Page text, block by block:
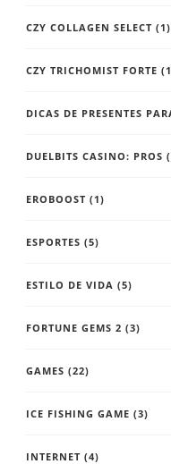
CZY COLLAGEN SELECT (1)
CZY TRICHOMIST FORTE
DICAS DE PRESENTES
DUELBITS CASINO: PROS
EROBOOST (1)
ESPORTES (5)
ESTILO DE VIDA (5)
FORTUNE GEMS 2 (3)
GAMES (22)
ICE FISHING GAME (3)
INTERNET (4)